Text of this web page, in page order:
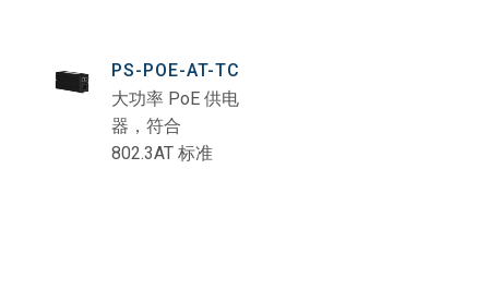
PS-POE-AT-TC
大功率 PoE 供电
器，符合
802.3AT 标准